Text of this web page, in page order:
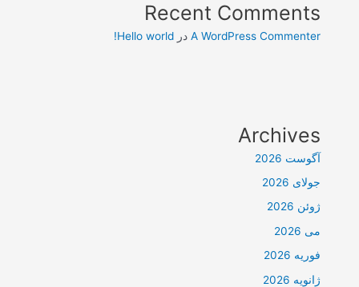
Recent Comments
A WordPress Commenter درHello world!
Archives
آگوست 2026
جولای 2026
ژوئن 2026
می 2026
فوریه 2026
ژانویه 2026